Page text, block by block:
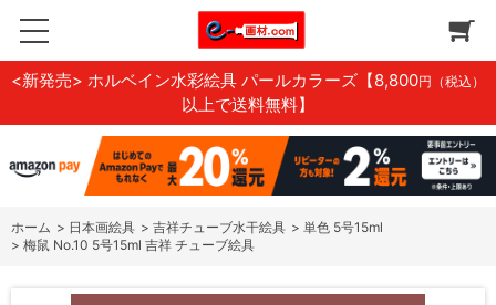
<新発売> ホルベイン水彩絵具 パールカラーズ 【8,800円（税込）
以上で送料無料】
ホーム > 日本画絵具 > 吉祥チューブ水干絵具 > 単色 5号15ml
> 梅鼠 No.10 5号15ml 吉祥 チューブ絵具